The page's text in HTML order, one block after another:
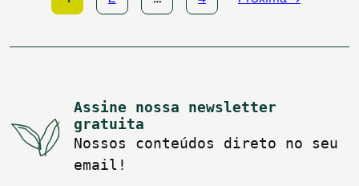
Assine nossa newsletter
gratuita
Nossos conteúdos direto no seu
email!